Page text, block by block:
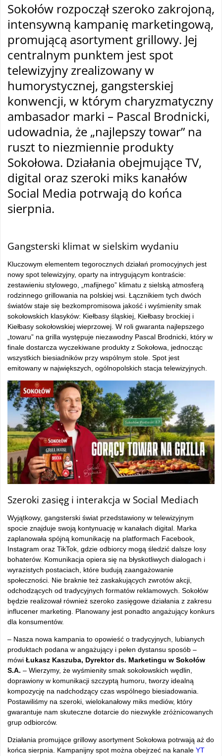
Sokołów rozpoczął szeroko zakrojoną,
intensywną kampanię marketingową,
promującą asortyment grillowy. Jej
centralnym punktem jest spot
telewizyjny zrealizowany w
humorystycznej, gangsterskiej
konwencji, w którym charyzmatyczny
ambasador marki – Pascal Brodnicki,
udowadnia, że „najlepszy towar” na
ruszt to niezmiennie produkty
Sokołowa. Działania obejmujące TV,
digital oraz szeroki miks kanałów
Social Media potrwają do końca
sierpnia.
Gangsterski klimat w sielskim wydaniu
Kluczowym elementem tegorocznych działań promocyjnych jest
nowy spot telewizyjny, oparty na intrygującym kontraście:
zestawieniu stylowego, „mafijnego” klimatu z sielską atmosferą
rodzinnego grillowania na polskiej wsi. Łącznikiem tych dwóch
światów staje się bezkompromisowa jakość i wyśmienity smak
sokołowskich klasyków: Kiełbasy śląskiej, Kiełbasy brockiej i
Kiełbasy sokołowskiej wieprzowej. W roli gwaranta najlepszego
„towaru” na grilla występuje niezawodny Pascal Brodnicki, który w
finale dostarcza wyczekiwane produkty z Sokołowa, jednocząc
wszystkich biesiadników przy wspólnym stole. Spot jest
emitowany w największych, ogólnopolskich stacja telewizyjnych.
Szeroki zasięg i interakcja w Social Mediach
Wyjątkowy, gangsterski świat przedstawiony w telewizyjnym
spocie znajduje swoją kontynuację w kanałach digital. Marka
zaplanowała spójną komunikację na platformach Facebook,
Instagram oraz TikTok, gdzie odbiorcy mogą śledzić dalsze losy
bohaterów. Komunikacja opiera się na błyskotliwych dialogach i
wyrazistych postaciach, które budują zaangażowanie
społeczności. Nie braknie też zaskakujących zwrotów akcji,
odchodzących od tradycyjnych formatów reklamowych. Sokołów
będzie realizował również szeroko zasięgowe działania z zakresu
influcener marketing. Planowany jest ponadto angażujący konkurs
dla konsumentów.
– Nasza nowa kampania to opowieść o tradycyjnych, lubianych
produktach podana w angażujący i pełen dystansu sposób –
mówi Łukasz Kaszuba, Dyrektor ds. Marketingu w Sokołów
S.A. – Wierzymy, że wyśmienity smak sokołowskich wędlin,
doprawiony w komunikacji szczyptą humoru, tworzy idealną
kompozycję na nadchodzący czas wspólnego biesiadowania.
Postawiliśmy na szeroki, wielokanałowy miks mediów, który
gwarantuje nam skuteczne dotarcie do niezwykle zróżnicowanych
grup odbiorców.
Działania promujące grillowy asortyment Sokołowa potrwają aż do
końca sierpnia. Kampanijny spot można obejrzeć na kanale YT